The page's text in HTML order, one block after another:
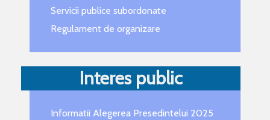
Servicii publice subordonate
Regulament de organizare
Interes public
Informatii Alegerea Presedintelui 2025